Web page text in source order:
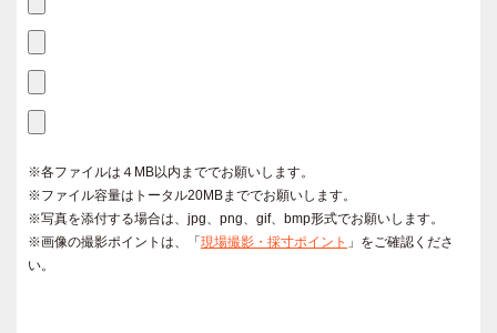
※各ファイルは４MB以内まででお願いします。
※ファイル容量はトータル20MBまででお願いします。
※写真を添付する場合は、jpg、png、gif、bmp形式でお願いします。
※画像の撮影ポイントは、「 現場撮影・採寸ポイント 」をご確認くださ
い。